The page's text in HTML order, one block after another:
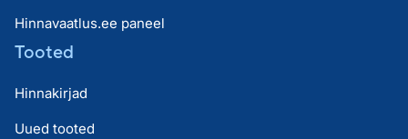
Hinnavaatlus.ee paneel
Tooted
Hinnakirjad
Uued tooted